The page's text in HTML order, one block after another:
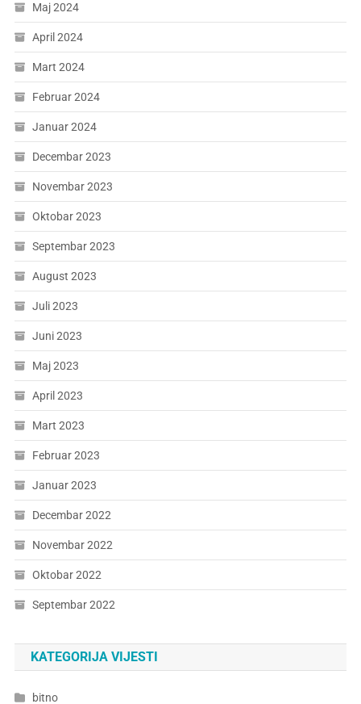
Maj 2024
April 2024
Mart 2024
Februar 2024
Januar 2024
Decembar 2023
Novembar 2023
Oktobar 2023
Septembar 2023
August 2023
Juli 2023
Juni 2023
Maj 2023
April 2023
Mart 2023
Februar 2023
Januar 2023
Decembar 2022
Novembar 2022
Oktobar 2022
Septembar 2022
KATEGORIJA VIJESTI
bitno